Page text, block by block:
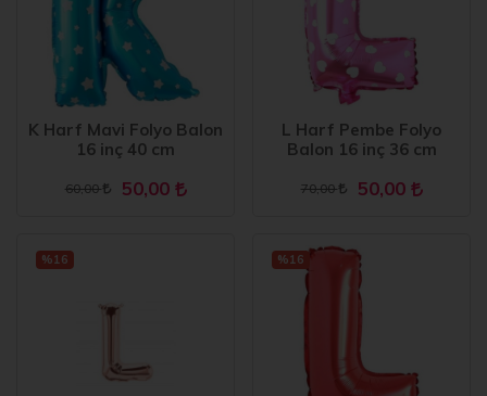
K Harf Mavi Folyo Balon
16 inç 40 cm
60,00 50,00
L Harf Pembe Folyo
Balon 16 inç 36 cm
70,00 50,00
%16 %16